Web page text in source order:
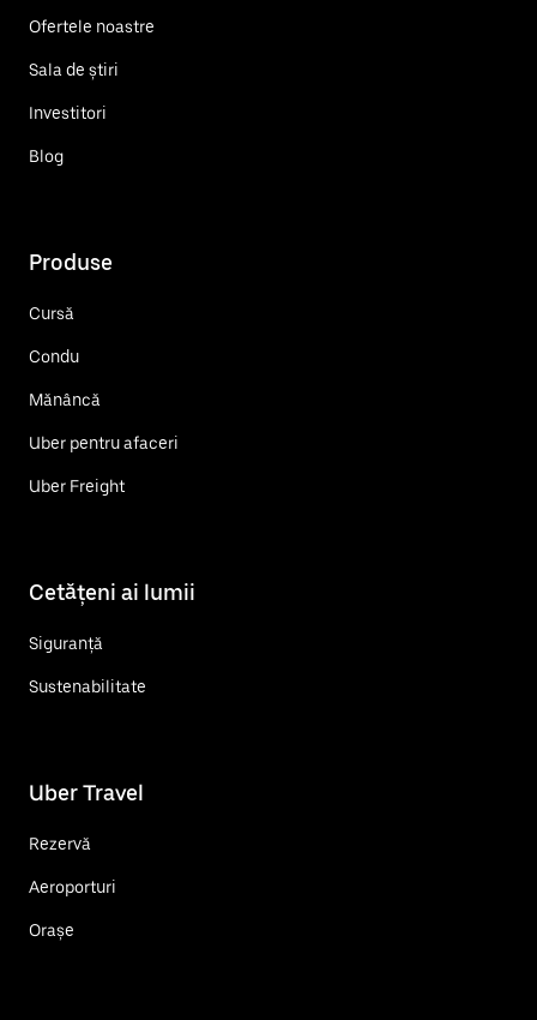
Ofertele noastre
Sala de știri
Investitori
Blog
Produse
Cursă
Condu
Mănâncă
Uber pentru afaceri
Uber Freight
Cetățeni ai lumii
Siguranță
Sustenabilitate
Uber Travel
Rezervă
Aeroporturi
Orașe